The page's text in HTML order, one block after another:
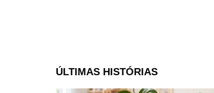
ÚLTIMAS HISTÓRIAS